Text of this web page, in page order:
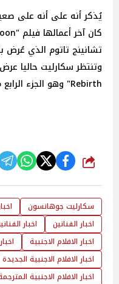
يُذكر أنه على أنه على
Rebirth" وهو الجزء الرابع من سلسلة أفلام “Jurassic World”.
شارك
سكارليت جوهانسون
اخبار الفنانين
اخبار
اخبار الافلام الاجنبية
اخبار الافلام الاجنبية
اخبار الافلام الاجنبية